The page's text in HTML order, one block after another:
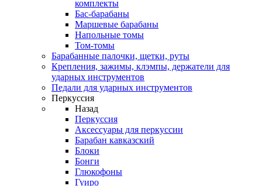
комплекты
Бас-барабаны
Маршевые барабаны
Напольные томы
Том-томы
Барабанные палочки, щетки, руты
Крепления, зажимы, клэмпы, держатели для
ударных инструментов
Педали для ударных инструментов
Перкуссия
Назад
Перкуссия
Аксессуары для перкуссии
Барабан кавказский
Блоки
Бонги
Глюкофоны
Гуиро